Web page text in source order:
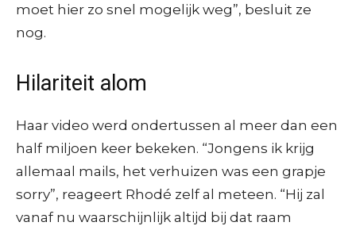
moet hier zo snel mogelijk weg”, besluit ze
nog.
Hilariteit alom
Haar video werd ondertussen al meer dan een
half miljoen keer bekeken. “Jongens ik krijg
allemaal mails, het verhuizen was een grapje
sorry”, reageert Rhodé zelf al meteen. “Hij zal
vanaf nu waarschijnlijk altijd bij dat raam